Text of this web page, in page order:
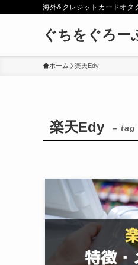
海外&クレジットカードオタ
ぐちをぐろー
ホーム 楽天Edy
楽天Edy – tag